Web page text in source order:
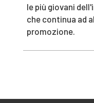
le più giovani
che continua ad
promozione.